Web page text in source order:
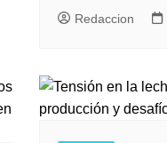
Redaccion